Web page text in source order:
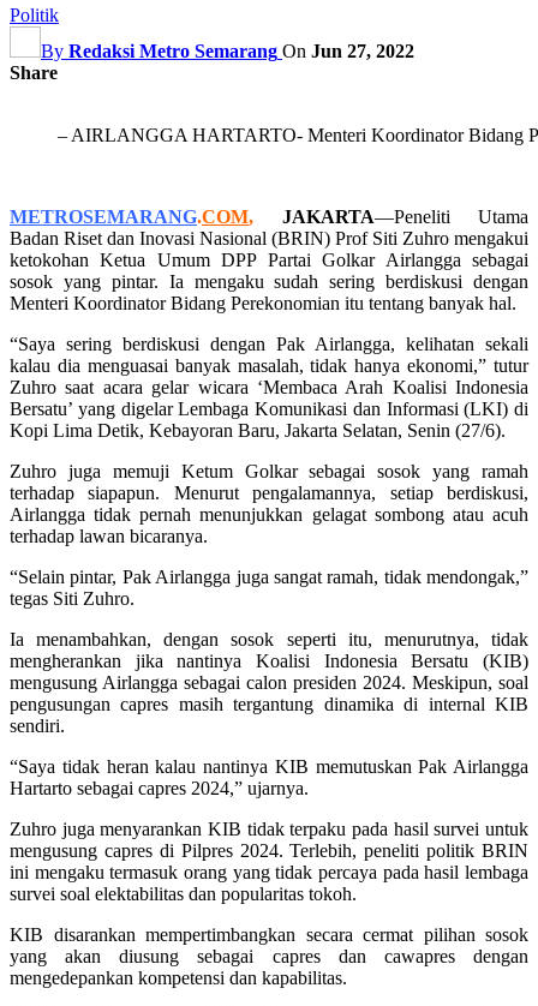
Politik
By Redaksi Metro Semarang On Jun 27, 2022
Share
– AIRLANGGA HARTARTO- Menteri Koordinator Bidang
METROSEMARANG.COM, JAKARTA—Peneliti Utama
Badan Riset dan Inovasi Nasional (BRIN) Prof Siti Zuhro mengakui
ketokohan Ketua Umum DPP Partai Golkar Airlangga sebagai
sosok yang pintar. Ia mengaku sudah sering berdiskusi dengan
Menteri Koordinator Bidang Perekonomian itu tentang banyak hal.
“Saya sering berdiskusi dengan Pak Airlangga, kelihatan sekali
kalau dia menguasai banyak masalah, tidak hanya ekonomi,” tutur
Zuhro saat acara gelar wicara ‘Membaca Arah Koalisi Indonesia
Bersatu’ yang digelar Lembaga Komunikasi dan Informasi (LKI) di
Kopi Lima Detik, Kebayoran Baru, Jakarta Selatan, Senin (27/6).
Zuhro juga memuji Ketum Golkar sebagai sosok yang ramah
terhadap siapapun. Menurut pengalamannya, setiap berdiskusi,
Airlangga tidak pernah menunjukkan gelagat sombong atau acuh
terhadap lawan bicaranya.
“Selain pintar, Pak Airlangga juga sangat ramah, tidak mendongak,”
tegas Siti Zuhro.
Ia menambahkan, dengan sosok seperti itu, menurutnya, tidak
mengherankan jika nantinya Koalisi Indonesia Bersatu (KIB)
mengusung Airlangga sebagai calon presiden 2024. Meskipun, soal
pengusungan capres masih tergantung dinamika di internal KIB
sendiri.
“Saya tidak heran kalau nantinya KIB memutuskan Pak Airlangga
Hartarto sebagai capres 2024,” ujarnya.
Zuhro juga menyarankan KIB tidak terpaku pada hasil survei untuk
mengusung capres di Pilpres 2024. Terlebih, peneliti politik BRIN
ini mengaku termasuk orang yang tidak percaya pada hasil lembaga
survei soal elektabilitas dan popularitas tokoh.
KIB disarankan mempertimbangkan secara cermat pilihan sosok
yang akan diusung sebagai capres dan cawapres dengan
mengedepankan kompetensi dan kapabilitas.